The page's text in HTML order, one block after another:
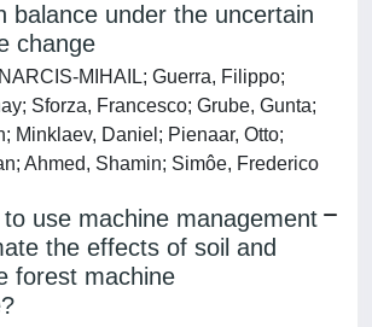
balance under the uncertain
change
MIHAIL; Guerra, Filippo;
Sforza, Francesco; Grube, Gunta;
Minklaev, Daniel; Pienaar, Otto;
Ahmed, Shamin; Simôe, Frederico
use machine management
the effects of soil and
forest machine